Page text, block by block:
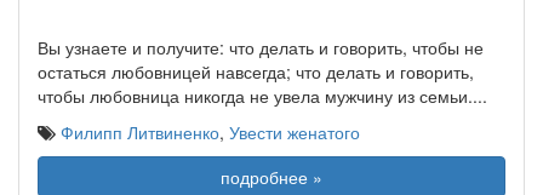
Вы узнаете и получите: что делать и говорить, чтобы не
остаться любовницей навсегда; что делать и говорить,
чтобы любовница никогда не увела мужчину из семьи....
Филипп Литвиненко, Увести женатого
подробнее »